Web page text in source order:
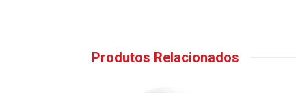
Produtos Relacionados